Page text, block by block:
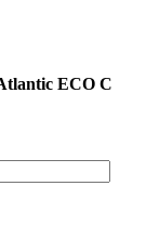
ECO C